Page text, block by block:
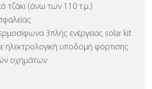
τζάκι (άνω των 110 τ.μ.)
3πλής ενέργειας solar kit
ηλεκτρολογική υποδομή φόρτισης
οχημάτων